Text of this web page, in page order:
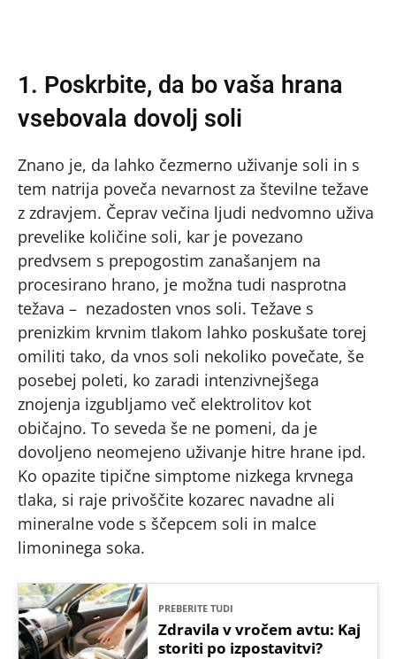
1. Poskrbite, da bo vaša hrana
vsebovala dovolj soli
Znano je, da lahko čezmerno uživanje soli in s
tem natrija poveča nevarnost za številne težave
z zdravjem. Čeprav večina ljudi nedvomno uživa
prevelike količine soli, kar je povezano
predvsem s prepogostim zanašanjem na
procesirano hrano, je možna tudi nasprotna
težava – nezadosten vnos soli. Težave s
prenizkim krvnim tlakom lahko poskušate torej
omiliti tako, da vnos soli nekoliko povečate, še
posebej poleti, ko zaradi intenzivnejšega
znojenja izgubljamo več elektrolitov kot
običajno. To seveda še ne pomeni, da je
dovoljeno neomejeno uživanje hitre hrane ipd.
Ko opazite tipične simptome nizkega krvnega
tlaka, si raje privoščite kozarec navadne ali
mineralne vode s ščepcem soli in malce
limoninega soka.
PREBERITE TUDI
Zdravila v vročem avtu: Kaj
storiti po izpostavitvi?